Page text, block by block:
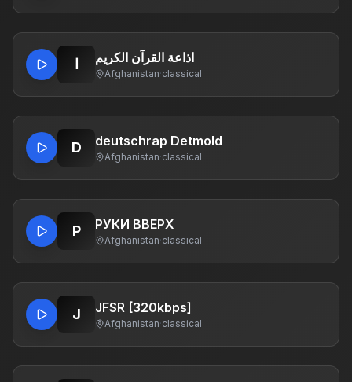
اذاعة القرآن الكريم
Afghanistan·classical
D deutschrap Detmold
Afghanistan·classical
Р РУКИ ВВЕРХ
Afghanistan·classical
J JFSR [320kbps]
Afghanistan·classical